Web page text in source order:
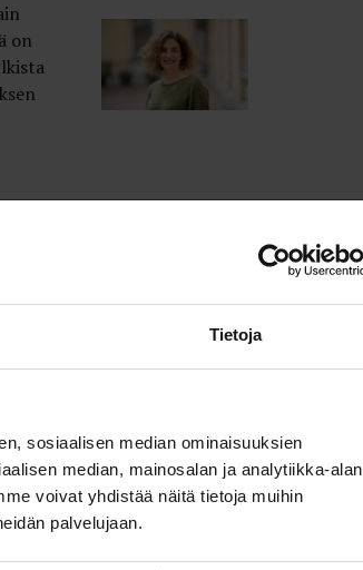
Tietoja
sosiaalisen median ominaisuuksien
median, mainosalan ja analytiikka-alan
voivat yhdistää näitä tietoja muihin
palvelujaan.
on